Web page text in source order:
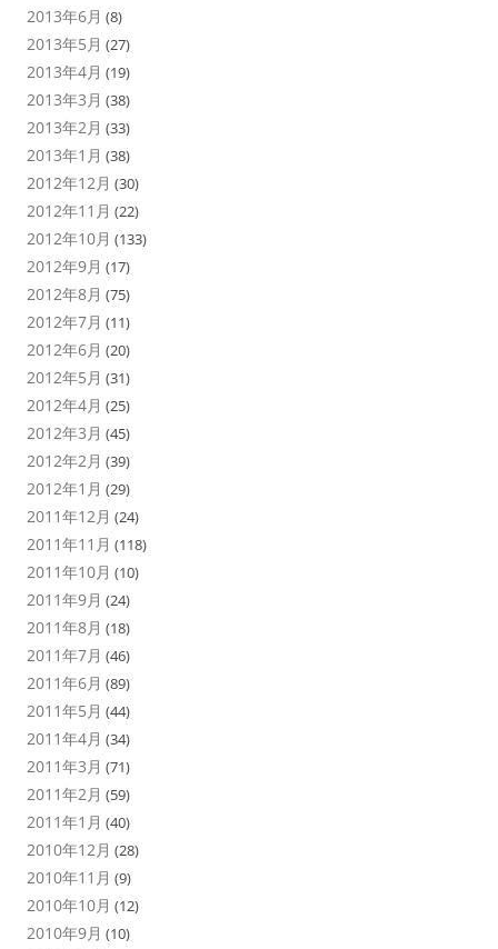
2013年6月 (8)
2013年5月 (27)
2013年4月 (19)
2013年3月 (38)
2013年2月 (33)
2013年1月 (38)
2012年12月 (30)
2012年11月 (22)
2012年10月 (133)
2012年9月 (17)
2012年8月 (75)
2012年7月 (11)
2012年6月 (20)
2012年5月 (31)
2012年4月 (25)
2012年3月 (45)
2012年2月 (39)
2012年1月 (29)
2011年12月 (24)
2011年11月 (118)
2011年10月 (10)
2011年9月 (24)
2011年8月 (18)
2011年7月 (46)
2011年6月 (89)
2011年5月 (44)
2011年4月 (34)
2011年3月 (71)
2011年2月 (59)
2011年1月 (40)
2010年12月 (28)
2010年11月 (9)
2010年10月 (12)
2010年9月 (10)